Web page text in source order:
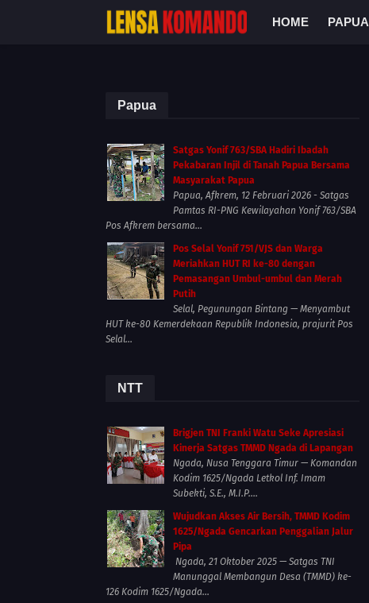
HOME PAPUA
Papua
Satgas Yonif 763/SBA Hadiri Ibadah
Pekabaran Injil di Tanah Papua Bersama
Masyarakat Papua
Papua, Afkrem, 12 Februari 2026 - Satgas
Pamtas RI-PNG Kewilayahan Yonif 763/SBA
Pos Afkrem bersama...
Pos Selal Yonif 751/VJS dan Warga
Meriahkan HUT RI ke-80 dengan
Pemasangan Umbul-umbul dan Merah
Putih
Selal, Pegunungan Bintang — Menyambut
HUT ke-80 Kemerdekaan Republik Indonesia, prajurit Pos
Selal...
NTT
Brigjen TNI Franki Watu Seke Apresiasi
Kinerja Satgas TMMD Ngada di Lapangan
Ngada, Nusa Tenggara Timur — Komandan
Kodim 1625/Ngada Letkol Inf. Imam
Subekti, S.E., M.I.P....
Wujudkan Akses Air Bersih, TMMD Kodim
1625/Ngada Gencarkan Penggalian Jalur
Pipa
Ngada, 21 Oktober 2025 — Satgas TNI
Manunggal Membangun Desa (TMMD) ke-
126 Kodim 1625/Ngada...